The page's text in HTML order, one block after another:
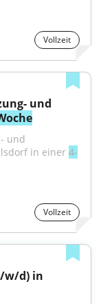
Vollzeit
und
und
in einer 4-
Vollzeit
w/d) in